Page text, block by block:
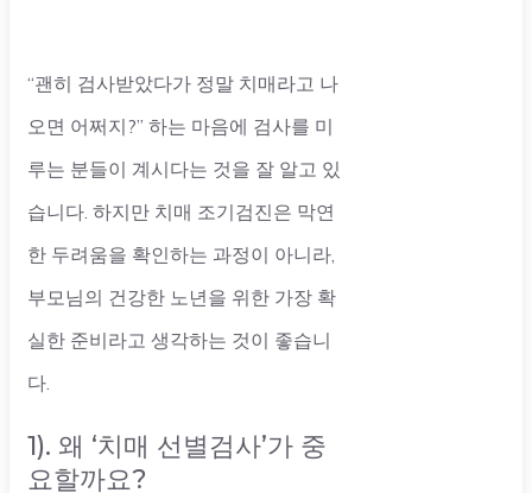
“괜히 검사받았다가 정말 치매라고 나
오면 어쩌지?” 하는 마음에 검사를 미
루는 분들이 계시다는 것을 잘 알고 있
습니다. 하지만 치매 조기검진은 막연
한 두려움을 확인하는 과정이 아니라,
부모님의 건강한 노년을 위한 가장 확
실한 준비라고 생각하는 것이 좋습니
다.
1). 왜 ‘치매 선별검사’가 중
요할까요?